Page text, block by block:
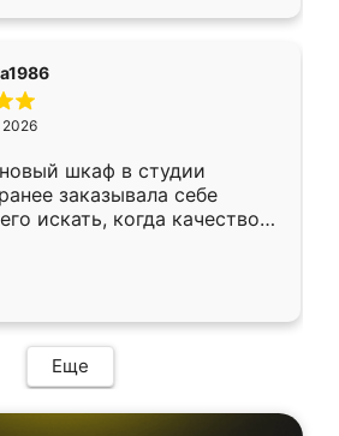
2026
шкаф в студии
заказывала себе
искать, когда качеством
Служит кухня уже почти
нет.
Еще